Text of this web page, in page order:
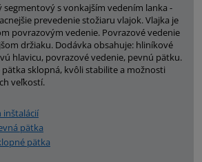
segmentový s vonkajším vedením lanka -
prevedenie stožiaru vlajok. Vlajka je
povrazovým vedenie. Povrazové vedenie
držiaku. Dodávka obsahuje: hliníkové
hlavicu, povrazové vedenie, pevnú pätku.
pätka sklopná, kvôli stabilite a možnosti
veľkostí.
inštalácií
pätka
pätka